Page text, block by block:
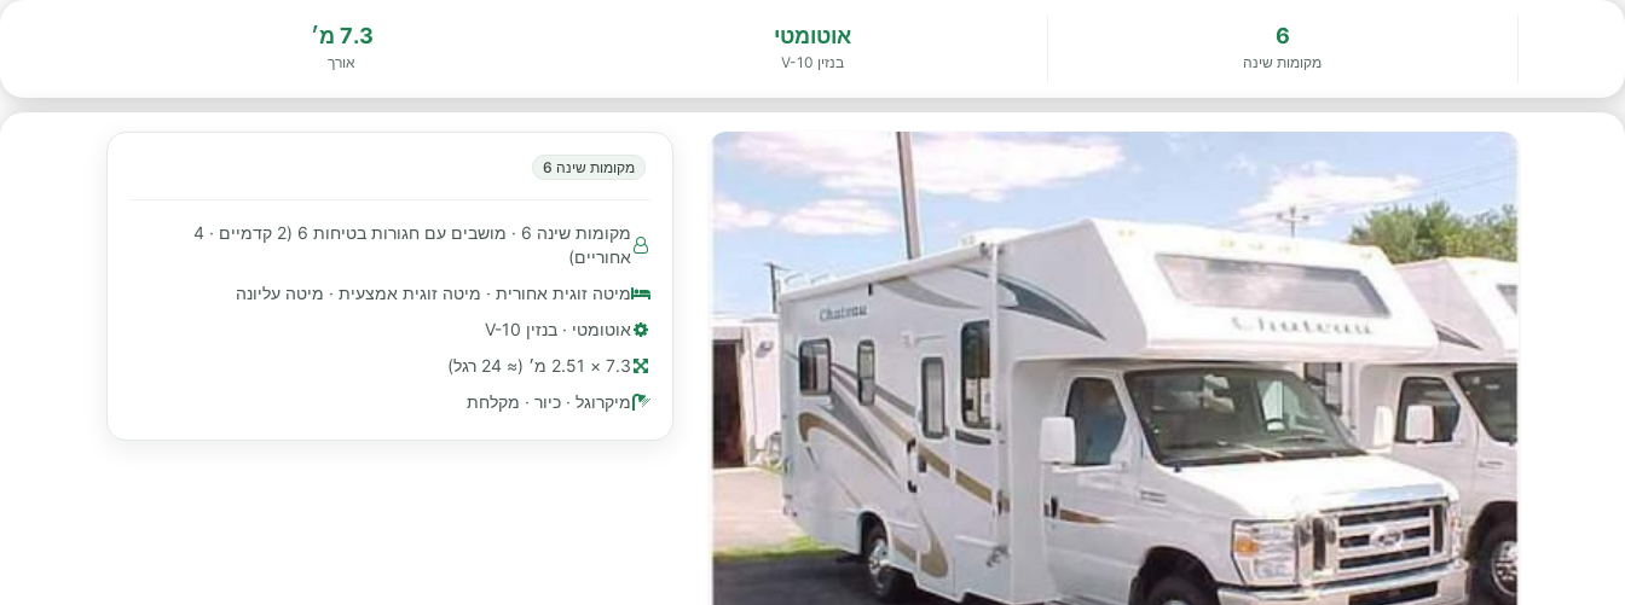
6
מקומות שינה
אוטומטי
בנזין V-10
7.3 מ׳
אורך
מקומות שינה 6
מקומות שינה 6 · מושבים עם חגורות בטיחות 6 (2 קדמיים · 4
אחוריים)
מיטה זוגית אחורית · מיטה זוגית אמצעית · מיטה עליונה
אוטומטי · בנזין V-10
7.3 × 2.51 מ׳ (≈ 24 רגל)
מיקרוגל · כיור · מקלחת